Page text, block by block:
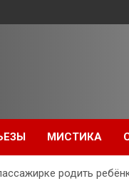
МИСТИКА
родить